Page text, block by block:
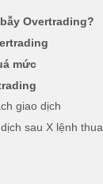
Overtrading?
mức
giao dịch
sau X lệnh thua